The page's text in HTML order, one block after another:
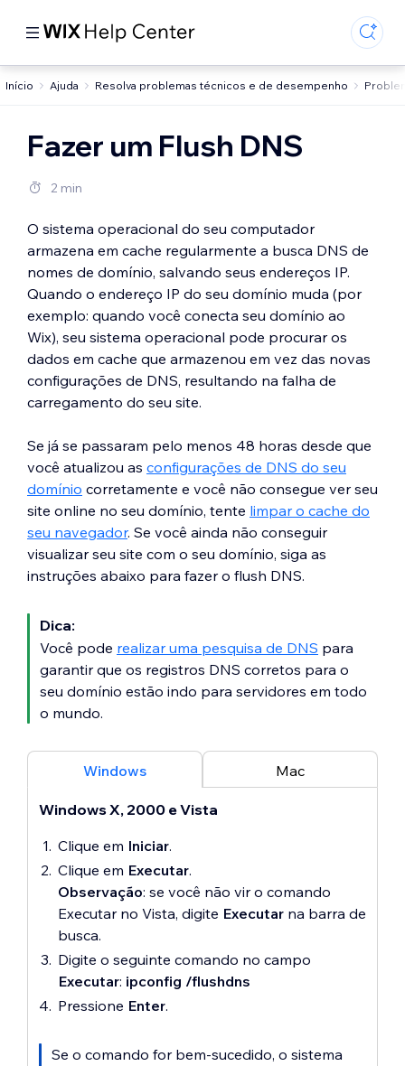
Início Ajuda Resolva problemas técnicos e de desempenho
Fazer um Flush DNS
2 min
O sistema operacional do seu computador
armazena em cache regularmente a busca DNS de
nomes de domínio, salvando seus endereços IP.
Quando o endereço IP do seu domínio muda (por
exemplo: quando você conecta seu domínio ao
Wix), seu sistema operacional pode procurar os
dados em cache que armazenou em vez das novas
configurações de DNS, resultando na falha de
carregamento do seu site.
Se já se passaram pelo menos 48 horas desde que
você atualizou as configurações de DNS do seu
domínio corretamente e você não consegue ver seu
site online no seu domínio, tente limpar o cache do
seu navegador. Se você ainda não conseguir
visualizar seu site com o seu domínio, siga as
instruções abaixo para fazer o flush DNS.
Dica:
Você pode realizar uma pesquisa de DNS para
garantir que os registros DNS corretos para o
seu domínio estão indo para servidores em todo
o mundo.
Windows Mac
Windows X, 2000 e Vista
Clique em Iniciar.
Clique em Executar.
Observação: se você não vir o comando
Executar no Vista, digite Executar na barra de
busca.
Digite o seguinte comando no campo
Executar: ipconfig /flushdns
Pressione Enter.
Se o comando for bem-sucedido, o sistema